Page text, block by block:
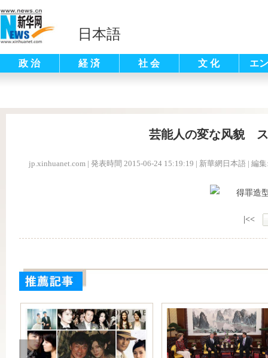
日本語
政 治 経 済 社 会 文 化 エ
芸能人の変な风貌
jp.xinhuanet.com | 発表時間 2015-06-24 15:19:19 | 新華網日本語 | 編
|<<